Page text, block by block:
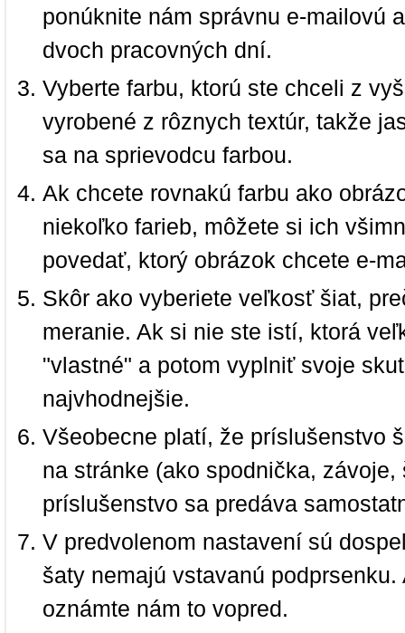
ponúknite nám správnu e-mailovú
dvoch pracovných dní.
Vyberte farbu, ktorú ste chceli z
vyrobené z rôznych textúr, takže
sa na sprievodcu farbou.
Ak chcete rovnakú farbu ako
niekoľko farieb, môžete si ich
povedať, ktorý obrázok chcete e-
Skôr ako vyberiete veľkosť šiat,
meranie. Ak si nie ste istí, ktorá
"vlastné" a potom vyplniť svoje
najvhodnejšie.
Všeobecne platí, že príslušenstvo
na stránke (ako spodnička,
príslušenstvo sa predáva
V predvolenom nastavení sú
šaty nemajú vstavanú
oznámte nám to vopred.